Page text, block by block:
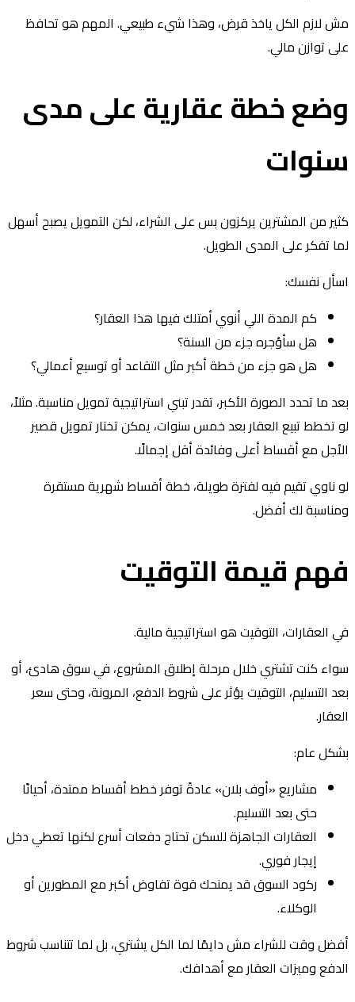
لازم الكل ياخذ قرض، وهذا شيء طبيعي. المهم هو تحافظ
توازن مالي.
خطة عقارية على مدى
من المشترين يركزون بس على الشراء، لكن التمويل يصبح أسهل
تفكر على المدى الطويل.
نفسك:
كم المدة اللي أنوي أمتلك فيها هذا العقار؟
هل سأؤجره جزء من السنة؟
هل هو جزء من خطة أكبر مثل التقاعد أو توسيع أعمالي؟
ما تحدد الصورة الأكبر، تقدر تبني استراتيجية تمويل مناسبة. مثلاً،
تخطط تبيع العقار بعد خمس سنوات، يمكن تختار تمويل قصير
مع أقساط أعلى وفائدة أقل إجمالًا.
ناوي تقيم فيه لفترة طويلة، خطة أقساط شهرية مستقرة
لك أفضل.
قيمة التوقيت
العقارات، التوقيت هو استراتيجية مالية.
كنت تشتري خلال مرحلة إطلاق المشروع، في سوق هادئ، أو
التسليم، التوقيت يؤثر على شروط الدفع، المرونة، وحتى سعر
عام:
مشاريع «أوف بلان» عادةً توفر خطط أقساط ممتدة، أحيانًا
حتى بعد التسليم.
العقارات الجاهزة للسكن تحتاج دفعات أسرع لكنها تعطي دخل
إيجار فوري.
ركود السوق قد يمنحك قوة تفاوض أكبر مع المطورين أو
الوكلاء.
وقت للشراء مش دايمًا لما الكل يشتري، بل لما تتناسب شروط
وميزات العقار مع أهدافك.